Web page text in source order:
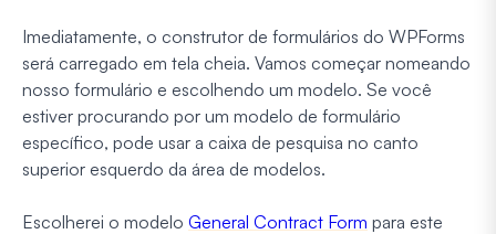
Imediatamente, o construtor de formulários do WPForms
será carregado em tela cheia. Vamos começar nomeando
nosso formulário e escolhendo um modelo. Se você
estiver procurando por um modelo de formulário
específico, pode usar a caixa de pesquisa no canto
superior esquerdo da área de modelos.
Escolherei o modelo General Contract Form para este